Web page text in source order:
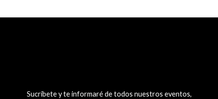
Sucríbete y te informaré de todos nuestros eventos,